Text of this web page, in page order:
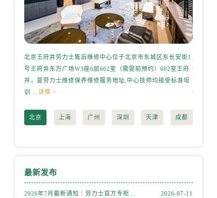
北京市东城区东长安街1号王府井东方广场W3座6层602室劳力士售后服务中心（需提前预约）
北京王府井劳力士售后维修中心位于北京市东城区东长安街1
号王府井东方广场W3座6层602室（需提前预约）602室王府
井，是劳力士维修保养维修服务地址,中心技师均接受标准培
训....详情 >
上海港
桥路3号
情 >
北京 上海 广州 深圳 天津 成都
最新发布
2026年7月最新通知｜劳力士官方专柜青岛客户服务热线及信息核验 2026-07-11